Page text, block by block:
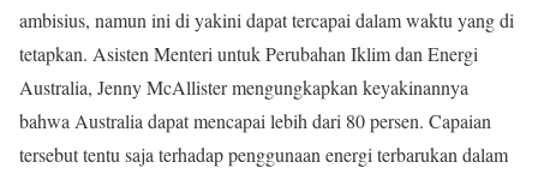
ambisius, namun ini di yakini dapat tercapai dalam waktu yang di
tetapkan. Asisten Menteri untuk Perubahan Iklim dan Energi
Australia, Jenny McAllister mengungkapkan keyakinannya
bahwa Australia dapat mencapai lebih dari 80 persen. Capaian
tersebut tentu saja terhadap penggunaan energi terbarukan dalam